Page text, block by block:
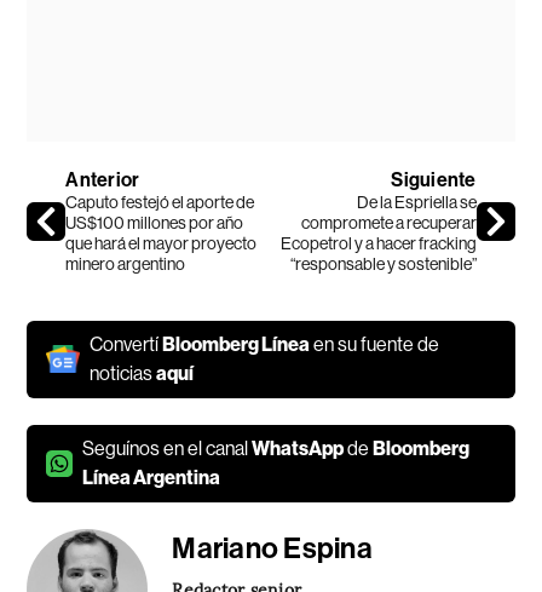
Anterior
Caputo festejó el aporte de
US$100 millones por año
que hará el mayor proyecto
minero argentino
Siguiente
De la Espriella se
compromete a recuperar
Ecopetrol y a hacer fracking
“responsable y sostenible”
ConvertíBloomberg Líneaen su fuente de
noticiasaquí
Seguínos en el canalWhatsAppdeBloomberg
Línea Argentina
Mariano Espina